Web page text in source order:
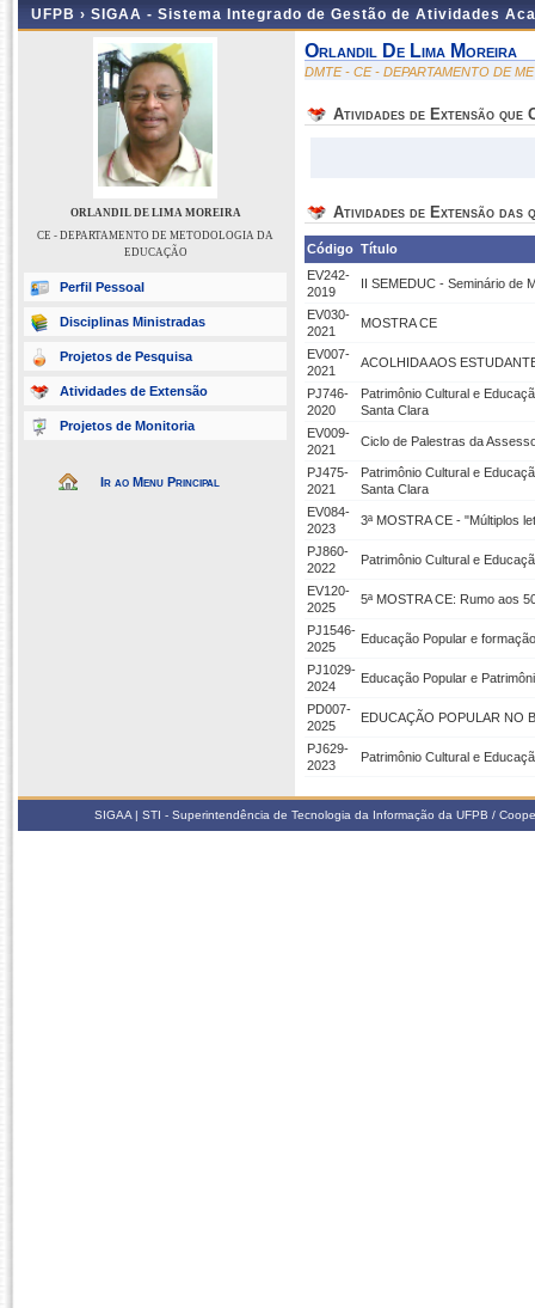
UFPB › SIGAA - Sistema Integrado de Gestão de Atividades
ORLANDIL DE LIMA MOREIRA
CE - DEPARTAMENTO DE METODOLOGIA DA
EDUCAÇÃO
Perfil Pessoal
Disciplinas Ministradas
Projetos de Pesquisa
Atividades de Extensão
Projetos de Monitoria
Ir ao Menu Principal
Orlandil De Lima Moreira
DMTE - CE - DEPARTAMENTO DE
Atividades de Extensão que
Atividades de Extensão das
Código Título
EV242-
2019
II SEMEDUC - Seminário de
EV030-
2021
MOSTRA CE
EV007-
2021
ACOLHIDA AOS
PJ746-
2020
Patrimônio Cultural e
Santa Clara
EV009-
2021
Ciclo de Palestras da
PJ475-
2021
Patrimônio Cultural e
Santa Clara
EV084-
2023
3ª MOSTRA CE - "Múltiplos
PJ860-
2022
Patrimônio Cultural e
EV120-
2025
5ª MOSTRA CE: Rumo aos
PJ1546-
2025
Educação Popular e
PJ1029-
2024
Educação Popular e
PD007-
2025
EDUCAÇÃO POPULAR NO
PJ629-
2023
Patrimônio Cultural e
SIGAA | STI - Superintendência de Tecnologia da Informação da UFPB /